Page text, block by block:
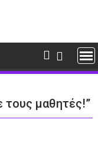
τους μαθητές!”